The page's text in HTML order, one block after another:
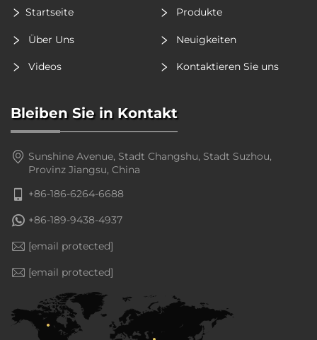
Startseite Produkte
Über Uns Neuigkeiten
Videos Kontaktieren Sie uns
Bleiben Sie in Kontakt
Sunshine Avenue, Stadt Changshu, Stadt Suzhou,
Provinz Jiangsu, China
+86-186-6264-6688
+86-189-9438-4937
[email protected]
[email protected]